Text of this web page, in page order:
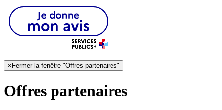
× Fermer la fenêtre "Offres partenaires"
Offres partenaires